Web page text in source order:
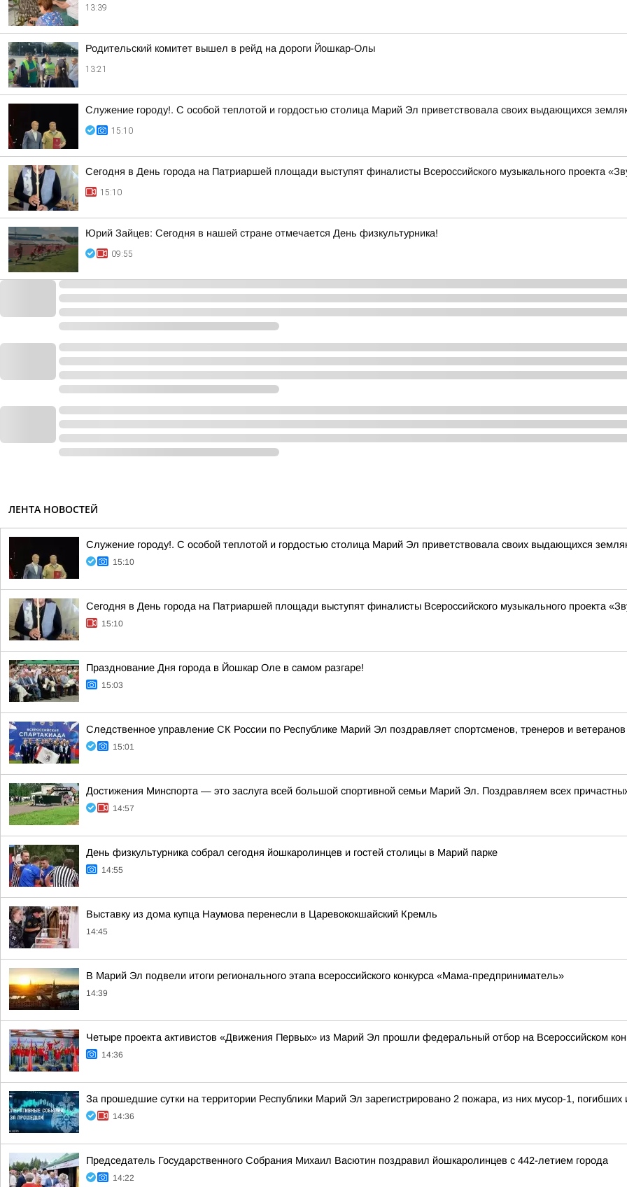
13:39
Родительский комитет вышел в рейд на дороги Йошкар-Олы
13:21
Служение городу!. С особой теплотой и гордостью столица Марий Эл приветствовала своих выдающихся
15:10
Сегодня в День города на Патриаршей площади выступят финалисты Всероссийского музыкального проекта
15:10
Юрий Зайцев: Сегодня в нашей стране отмечается День физкультурника!
09:55
ЛЕНТА НОВОСТЕЙ
Служение городу!. С особой теплотой и гордостью столица Марий Эл приветствовала своих выдающихся
15:10
Сегодня в День города на Патриаршей площади выступят финалисты Всероссийского музыкального проекта
15:10
Празднование Дня города в Йошкар Оле в самом разгаре!
15:03
Следственное управление СК России по Республике Марий Эл поздравляет спортсменов, тренеров и
15:01
Достижения Минспорта — это заслуга всей большой спортивной семьи Марий Эл. Поздравляем всех
14:57
День физкультурника собрал сегодня йошкаролинцев и гостей столицы в Марий парке
14:55
Выставку из дома купца Наумова перенесли в Царевококшайский Кремль
14:45
В Марий Эл подвели итоги регионального этапа всероссийского конкурса «Мама-предприниматель»
14:39
Четыре проекта активистов «Движения Первых» из Марий Эл прошли федеральный отбор на Всероссийском
14:36
За прошедшие сутки на территории Республики Марий Эл зарегистрировано 2 пожара, из них мусор-1, погибших
14:36
Председатель Государственного Собрания Михаил Васютин поздравил йошкаролинцев с 442-летием города
14:22